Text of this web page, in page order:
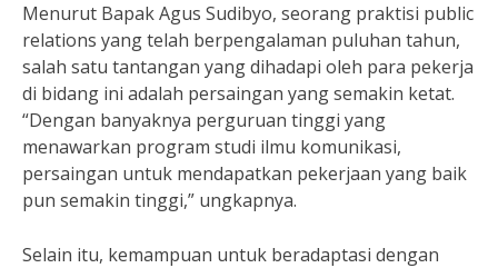
Menurut Bapak Agus Sudibyo, seorang praktisi public
relations yang telah berpengalaman puluhan tahun,
salah satu tantangan yang dihadapi oleh para pekerja
di bidang ini adalah persaingan yang semakin ketat.
“Dengan banyaknya perguruan tinggi yang
menawarkan program studi ilmu komunikasi,
persaingan untuk mendapatkan pekerjaan yang baik
pun semakin tinggi,” ungkapnya.
Selain itu, kemampuan untuk beradaptasi dengan